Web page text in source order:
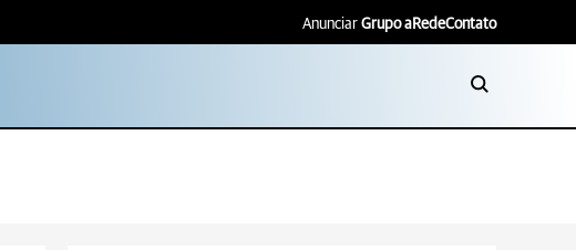
Anunciar Grupo aRedeContato